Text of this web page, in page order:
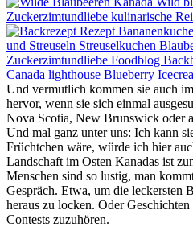
Und vermutlich kommen sie auch
hervor, wenn sie sich einmal
Nova Scotia, New Brunswick oder
Und mal ganz unter uns: Ich kann
Früchtchen wäre, würde ich hier
Landschaft im Osten Kanadas ist
Menschen sind so lustig, man
Gespräch. Etwa, um die leckersten
heraus zu locken. Oder
Contests zuzuhören.